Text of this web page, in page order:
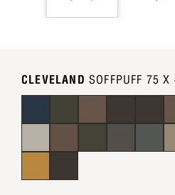
CLEVELAND SOFFPUFF 75